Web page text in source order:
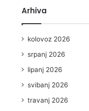
Arhiva
kolovoz 2026
srpanj 2026
lipanj 2026
svibanj 2026
travanj 2026